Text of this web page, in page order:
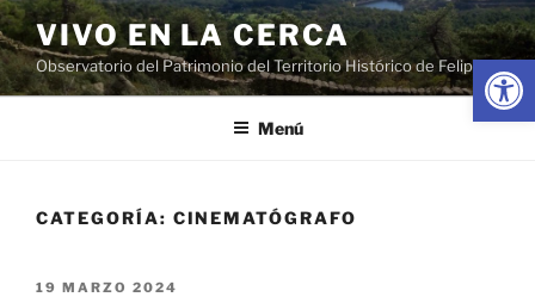
Abrir
Saltar
al
contenido
VIVO EN LA CERCA
Observatorio del Patrimonio del Territorio Histórico de Felipe II
Menú
CATEGORÍA: CINEMATÓGRAFO
PUBLICADO
19 MARZO 2024